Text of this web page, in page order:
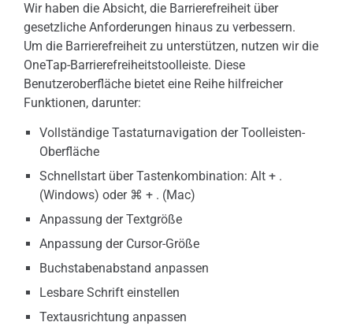
Wir haben die Absicht, die Barrierefreiheit über
gesetzliche Anforderungen hinaus zu verbessern.
Um die Barrierefreiheit zu unterstützen, nutzen wir die
OneTap-Barrierefreiheitstoolleiste. Diese
Benutzeroberfläche bietet eine Reihe hilfreicher
Funktionen, darunter:
Vollständige Tastaturnavigation der Toolleisten-
Oberfläche
Schnellstart über Tastenkombination: Alt + .
(Windows) oder ⌘ + . (Mac)
Anpassung der Textgröße
Anpassung der Cursor-Größe
Buchstabenabstand anpassen
Lesbare Schrift einstellen
Textausrichtung anpassen